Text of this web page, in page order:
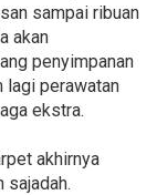
sampai ribuan
akan
penyimpanan
lagi perawatan
ekstra.
akhirnya
sajadah.